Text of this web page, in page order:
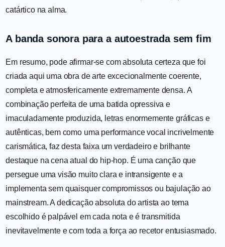
catártico na alma.
A banda sonora para a autoestrada sem fim
Em resumo, pode afirmar-se com absoluta certeza que foi
criada aqui uma obra de arte excecionalmente coerente,
completa e atmosfericamente extremamente densa. A
combinação perfeita de uma batida opressiva e
imaculadamente produzida, letras enormemente gráficas e
autênticas, bem como uma performance vocal incrivelmente
carismática, faz desta faixa um verdadeiro e brilhante
destaque na cena atual do hip-hop. É uma canção que
persegue uma visão muito clara e intransigente e a
implementa sem quaisquer compromissos ou bajulação ao
mainstream. A dedicação absoluta do artista ao tema
escolhido é palpável em cada nota e é transmitida
inevitavelmente e com toda a força ao recetor entusiasmado.